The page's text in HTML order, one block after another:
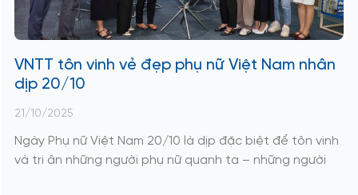
VNTT tôn vinh vẻ đẹp phụ nữ Việt Nam nhân
dịp 20/10
21/10/2025
Ngày Phụ nữ Việt Nam 20/10 là dịp đặc biệt để tôn vinh
và tri ân những người phụ nữ quanh ta – những người